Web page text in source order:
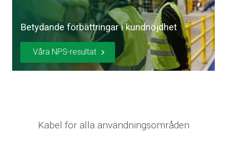
Betydande förbättringar i kundnöjdhet
Våra NPS-resultat
Kabel för alla användningsområden